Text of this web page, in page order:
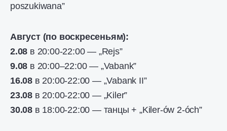
poszukiwana”
Август (по воскресеньям):
2.08 в 20:00-22:00 — „Rejs”
9.08 в 20:00–22:00 — „Vabank”
16.08 в 20:00-22:00 — „Vabank II”
23.08 в 20:00-22:00 — „Kiler”
30.08 в 18:00-22:00 — танцы + „Kiler-ów 2-óch”